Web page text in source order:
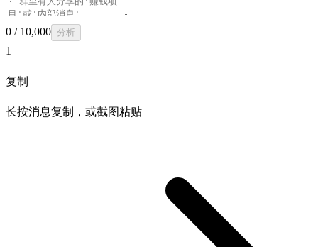
0 / 10,000 分析
1
复制
长按消息复制，或截图粘贴